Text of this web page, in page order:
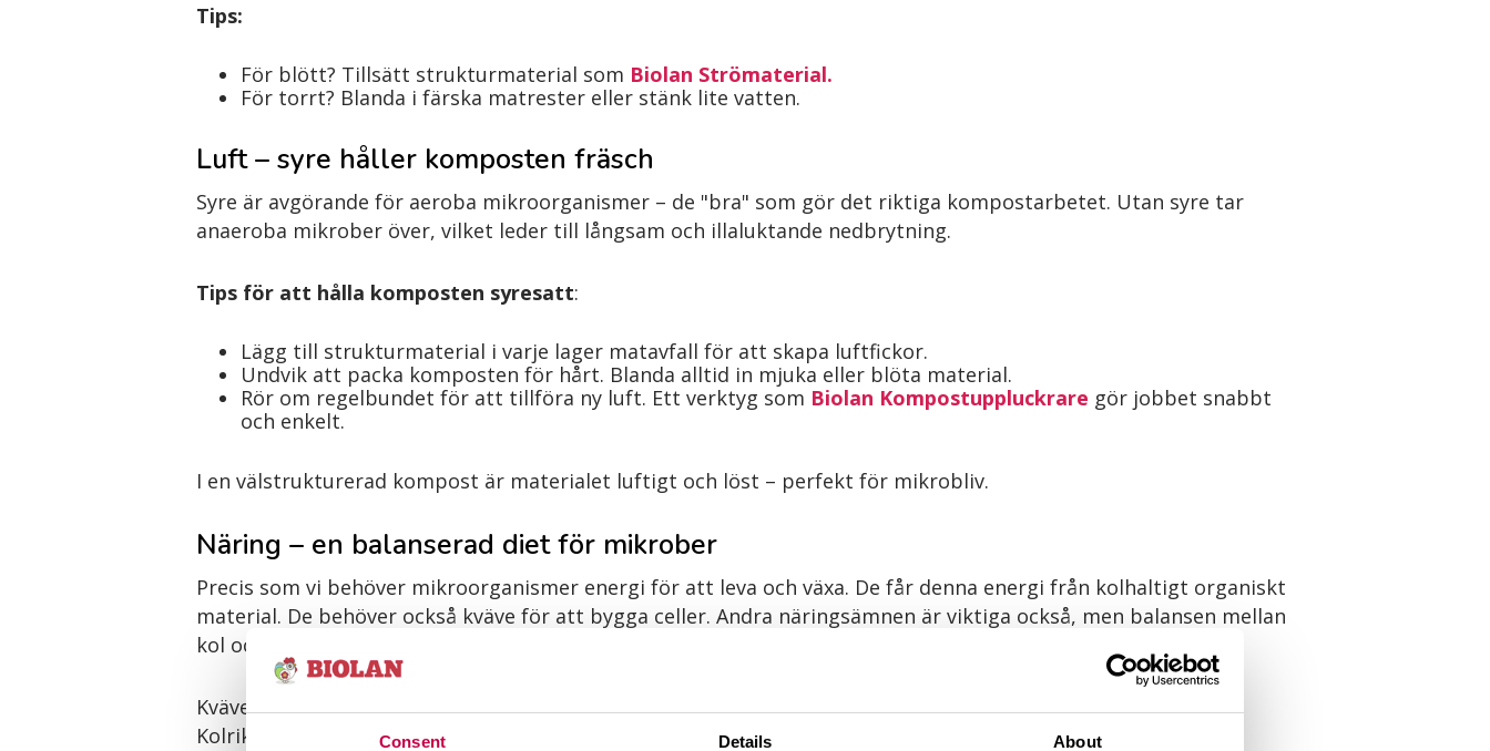
Consent Details About
Tips:
För blött? Tillsätt strukturmaterial som Biolan Strömaterial.
För torrt? Blanda i färska matrester eller stänk lite vatten.
Luft – syre håller komposten fräsch
Syre är avgörande för aeroba mikroorganismer – de "bra" som gör det riktiga kompostarbetet. Utan syre tar
anaeroba mikrober över, vilket leder till långsam och illaluktande nedbrytning.
Tips för att hålla komposten syresatt:
Lägg till strukturmaterial i varje lager matavfall för att skapa luftfickor.
Undvik att packa komposten för hårt. Blanda alltid in mjuka eller blöta material.
Rör om regelbundet för att tillföra ny luft. Ett verktyg som Biolan Kompostuppluckrare gör jobbet snabbt
och enkelt.
I en välstrukturerad kompost är materialet luftigt och löst – perfekt för mikrobliv.
Näring – en balanserad diet för mikrober
Precis som vi behöver mikroorganismer energi för att leva och växa. De får denna energi från kolhaltigt organiskt
material. De behöver också kväve för att bygga celler. Andra näringsämnen är viktiga också, men balansen mellan
kol och kväve är nyckeln till lyckad kompostering.
Kväverikt (”grönt”): matrester, gräsklipp, gödsel
Kolrikt (”brunt”): torra löv, halm, Biolan Strömaterial